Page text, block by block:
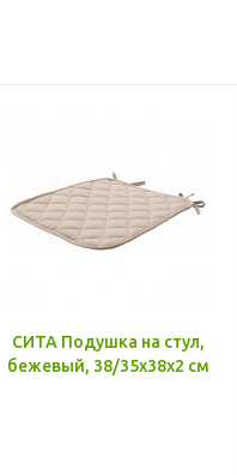
СИТА Подушка на стул,
бежевый, 38/35x38x2 см